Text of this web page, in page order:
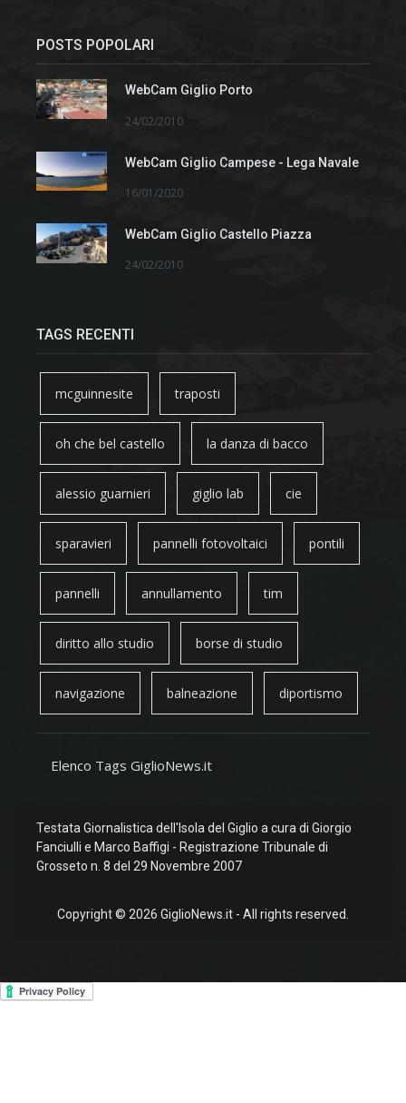
POSTS POPOLARI
WebCam Giglio Porto
24/02/2010
WebCam Giglio Campese - Lega Navale
16/01/2020
WebCam Giglio Castello Piazza
24/02/2010
TAGS RECENTI
mcguinnesite traposti
oh che bel castello la danza di bacco
alessio guarnieri giglio lab cie
sparavieri pannelli fotovoltaici pontili
pannelli annullamento tim
diritto allo studio borse di studio
navigazione balneazione diportismo
Elenco Tags GiglioNews.it
Testata Giornalistica dell'Isola del Giglio a cura di Giorgio
Fanciulli e Marco Baffigi - Registrazione Tribunale di
Grosseto n. 8 del 29 Novembre 2007
Copyright © 2026 GiglioNews.it - All rights reserved.